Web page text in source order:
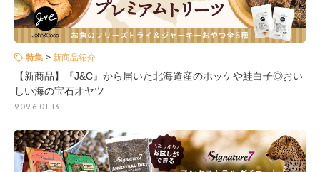
特集 新商品紹介
【新商品】『J&C』から届いた北海道産のホッケや鮭白子◎おい
しい海の宝石オヤツ
2026.01.13